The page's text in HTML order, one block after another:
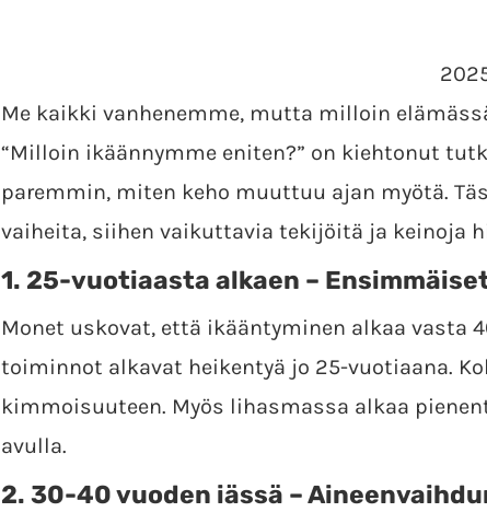
Me kaikki vanhenemme, mutta milloin
“Milloin ikäännymme eniten?” on kiehtonut
paremmin, miten keho muuttuu ajan myötä.
vaiheita, siihen vaikuttavia tekijöitä ja keinoja
1. 25-vuotiaasta alkaen –
Monet uskovat, että ikääntyminen alkaa vasta
toiminnot alkavat heikentyä jo 25-vuotiaana.
kimmoisuuteen. Myös lihasmassa alkaa
avulla.
2. 30-40 vuoden iässä –